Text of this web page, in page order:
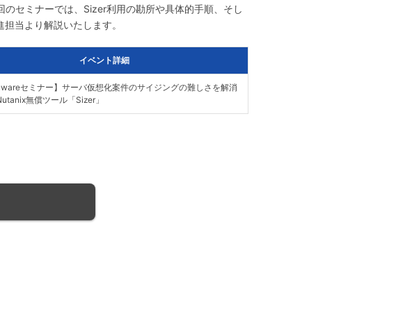
セミナーでは、Sizer利用の勘所や具体的手順、そし
当より解説いたします。
イベント詳細
セミナー】サーバ仮想化案件のサイジングの難しさを解消
無償ツール「Sizer」